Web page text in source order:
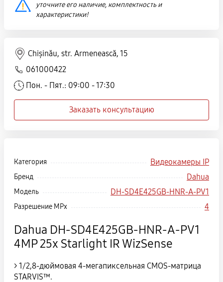
Категория Видеокамеры IP
Бренд Dahua
Модель DH-SD4E425GB-HNR-A-PV1
Разрешение MPx 4
Dahua DH-SD4E425GB-HNR-A-PV1
4MP 25x Starlight IR WizSense
> 1/2,8-дюймовая 4-мегапиксельная CMOS-матрица
STARVIS™.
уточните его наличие, комплектность и
характеристики!
Chișinău, str. Armenească, 15
061000422
Пон. - Пят.: 09:00 - 17:30
Заказать консультацию